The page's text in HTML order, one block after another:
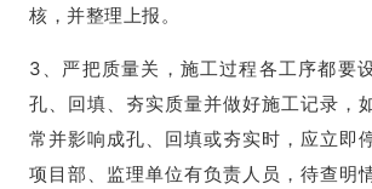
核，并整理上报。
3、严把质量关，施工过程各工序都要
孔、回填、夯实质量并做好施工记录，
常并影响成孔、回填或夯实时，应立即
项目部、监理单位有负责人员，待查明